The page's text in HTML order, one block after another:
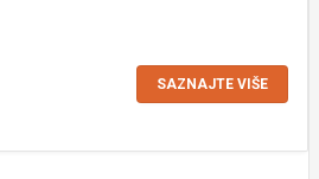
SAZNAJTE VIŠE